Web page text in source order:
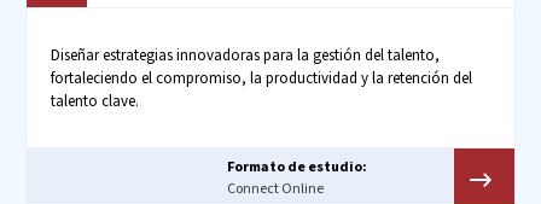
Diseñar estrategias innovadoras para la gestión del talento,
fortaleciendo el compromiso, la productividad y la retención del
talento clave.
Formato de estudio:
Connect Online